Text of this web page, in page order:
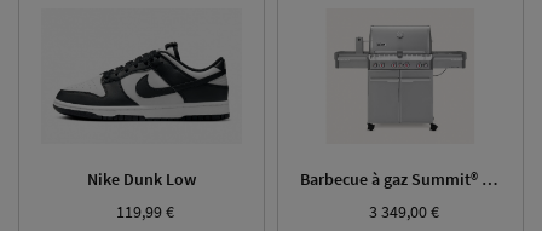
Nike Dunk Low
119,99 €
Barbecue à gaz Summit® S-470 GBS
3 349,00 €